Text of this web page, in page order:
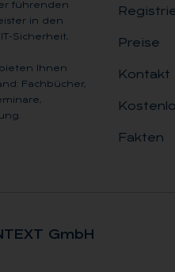
führenden
in den
Sicherheit,
Ihnen
Fachbücher,
Preise
Kontakt
Fakten
GmbH